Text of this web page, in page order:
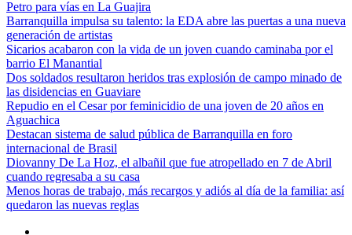
Petro para vías en La Guajira
Barranquilla impulsa su talento: la EDA abre las puertas a una nueva
generación de artistas
Sicarios acabaron con la vida de un joven cuando caminaba por el
barrio El Manantial
Dos soldados resultaron heridos tras explosión de campo minado de
las disidencias en Guaviare
Repudio en el Cesar por feminicidio de una joven de 20 años en
Aguachica
Destacan sistema de salud pública de Barranquilla en foro
internacional de Brasil
Diovanny De La Hoz, el albañil que fue atropellado en 7 de Abril
cuando regresaba a su casa
Menos horas de trabajo, más recargos y adiós al día de la familia: así
quedaron las nuevas reglas